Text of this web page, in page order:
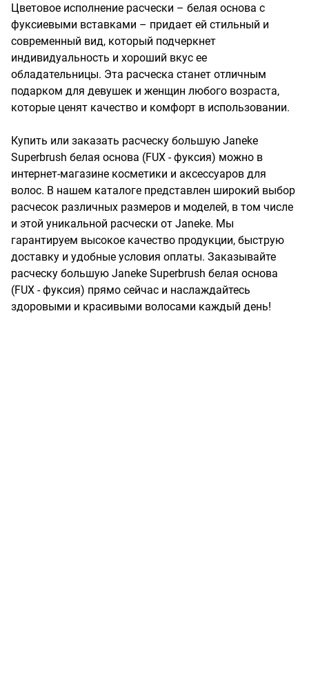
Цветовое исполнение расчески – белая основа с
фуксиевыми вставками – придает ей стильный и
современный вид, который подчеркнет
индивидуальность и хороший вкус ее
обладательницы. Эта расческа станет отличным
подарком для девушек и женщин любого возраста,
которые ценят качество и комфорт в использовании.
Купить или заказать расческу большую Janeke
Superbrush белая основа (FUX - фуксия) можно в
интернет-магазине косметики и аксессуаров для
волос. В нашем каталоге представлен широкий выбор
расчесок различных размеров и моделей, в том числе
и этой уникальной расчески от Janeke. Мы
гарантируем высокое качество продукции, быструю
доставку и удобные условия оплаты. Заказывайте
расческу большую Janeke Superbrush белая основа
(FUX - фуксия) прямо сейчас и наслаждайтесь
здоровыми и красивыми волосами каждый день!